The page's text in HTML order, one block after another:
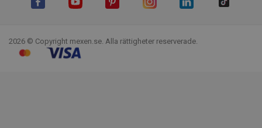
2026 © Copyright mexen.se. Alla rättigheter reserverade.